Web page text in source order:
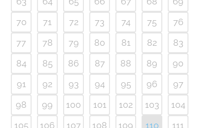
70
71 72 73 74 75
76
77
78 79 80 81 82
83
84
85 86 87 88 89
90
91
92 93 94 95 96
97
98
99 100 101 102 103
104
105
106 107 108 109 110
111